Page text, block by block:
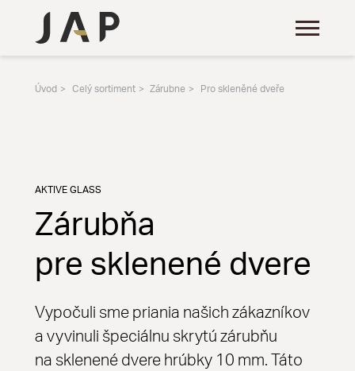
Úvod Celý sortiment Zárubne Pro skleněné dveře
AKTIVE GLASS
Zárubňa
pre sklenené dvere
Vypočuli sme priania našich zákazníkov
a vyvinuli špeciálnu skrytú zárubňu
na sklenené dvere hrúbky 10 mm. Táto